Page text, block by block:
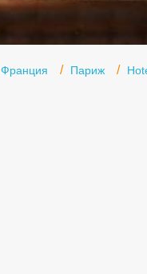
Франция Париж